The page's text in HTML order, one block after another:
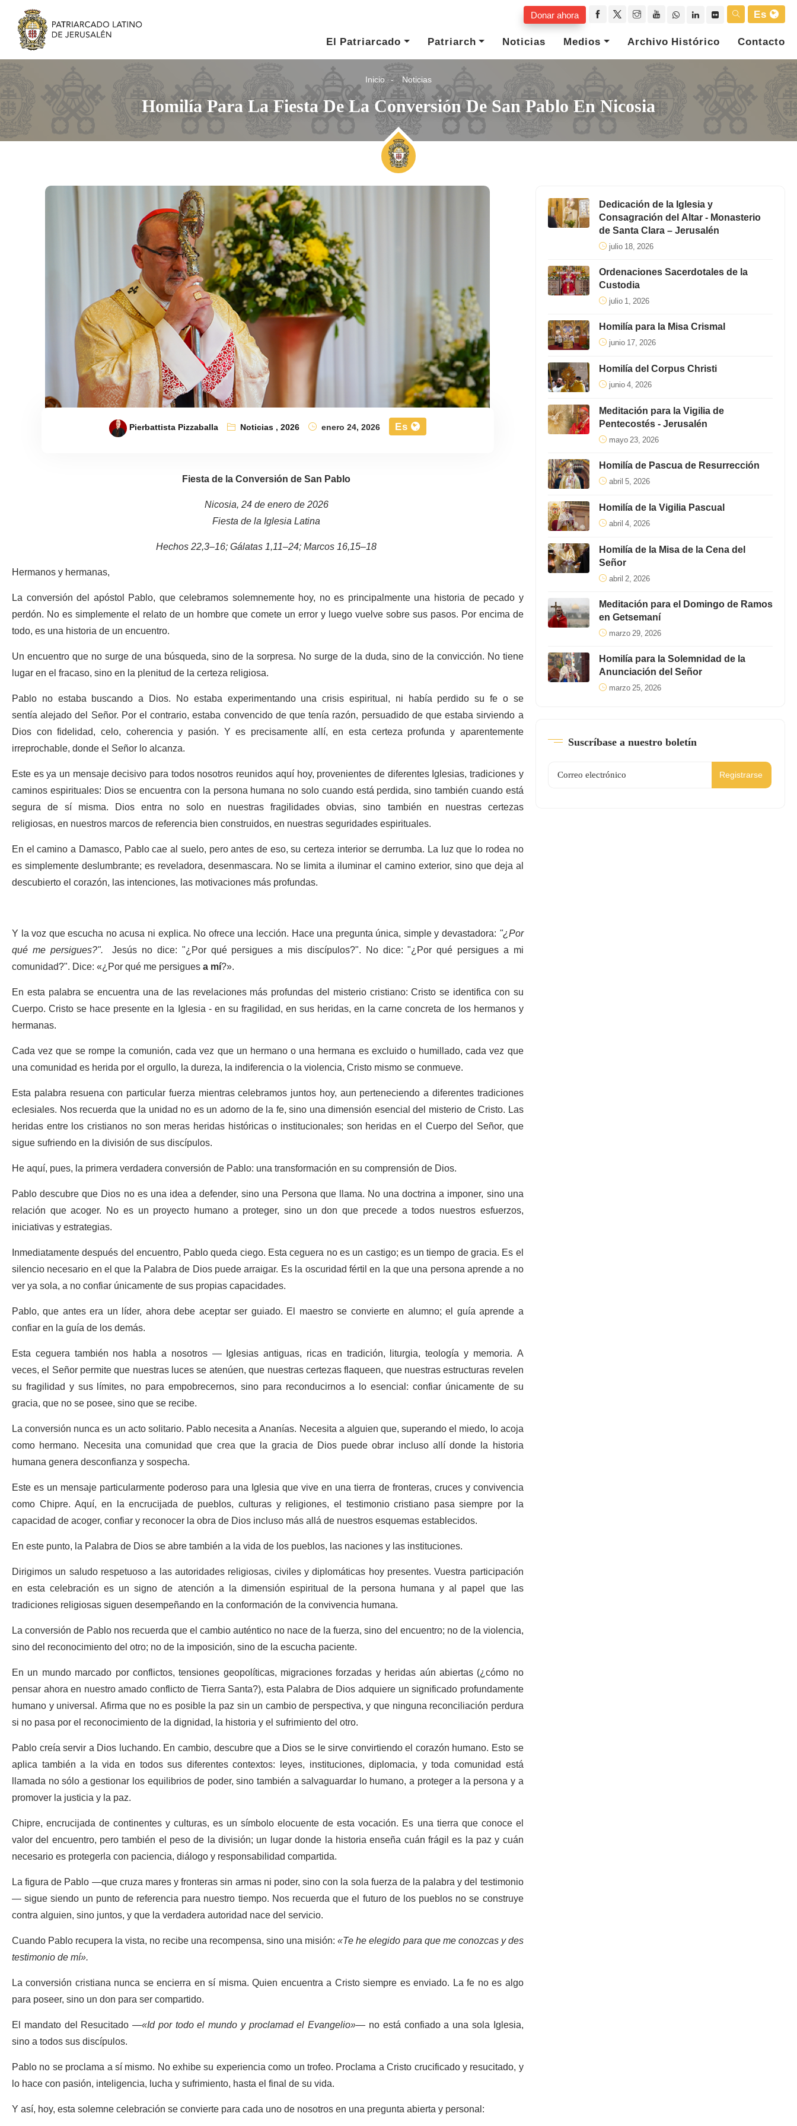
Donar ahora
Es
El Patriarcado
Patriarch Noticias Medios Archivo Histórico Contacto
Inicio Noticias
Homilía Para La Fiesta De La Conversión De San Pablo En Nicosia
Pierbattista Pizzaballa Noticias,2026 enero 24, 2026 Es
Fiesta de la Conversión de San Pablo
Nicosia, 24 de enero de 2026
Fiesta de la Iglesia Latina
Hechos 22,3–16; Gálatas 1,11–24; Marcos 16,15–18
Hermanos y hermanas,
La conversión del apóstol Pablo, que celebramos solemnemente hoy, no es principalmente una historia de pecado y
perdón. No es simplemente el relato de un hombre que comete un error y luego vuelve sobre sus pasos. Por encima de
todo, es una historia de un encuentro.
Un encuentro que no surge de una búsqueda, sino de la sorpresa. No surge de la duda, sino de la convicción. No tiene
lugar en el fracaso, sino en la plenitud de la certeza religiosa.
Pablo no estaba buscando a Dios. No estaba experimentando una crisis espiritual, ni había perdido su fe o se
sentía alejado del Señor. Por el contrario, estaba convencido de que tenía razón, persuadido de que estaba sirviendo a
Dios con fidelidad, celo, coherencia y pasión. Y es precisamente allí, en esta certeza profunda y aparentemente
irreprochable, donde el Señor lo alcanza.
Este es ya un mensaje decisivo para todos nosotros reunidos aquí hoy, provenientes de diferentes Iglesias, tradiciones y
caminos espirituales: Dios se encuentra con la persona humana no solo cuando está perdida, sino también cuando está
segura de sí misma. Dios entra no solo en nuestras fragilidades obvias, sino también en nuestras certezas
religiosas, en nuestros marcos de referencia bien construidos, en nuestras seguridades espirituales.
En el camino a Damasco, Pablo cae al suelo, pero antes de eso, su certeza interior se derrumba. La luz que lo rodea no
es simplemente deslumbrante; es reveladora, desenmascara. No se limita a iluminar el camino exterior, sino que deja al
descubierto el corazón, las intenciones, las motivaciones más profundas.
Y la voz que escucha no acusa ni explica. No ofrece una lección. Hace una pregunta única, simple y devastadora: "¿Por
qué me persigues?". Jesús no dice: "¿Por qué persigues a mis discípulos?". No dice: "¿Por qué persigues a mi
comunidad?". Dice: «¿Por qué me persiguesa mí?».
En esta palabra se encuentra una de las revelaciones más profundas del misterio cristiano: Cristo se identifica con su
Cuerpo. Cristo se hace presente en la Iglesia - en su fragilidad, en sus heridas, en la carne concreta de los hermanos y
hermanas.
Cada vez que se rompe la comunión, cada vez que un hermano o una hermana es excluido o humillado, cada vez que
una comunidad es herida por el orgullo, la dureza, la indiferencia o la violencia, Cristo mismo se conmueve.
Esta palabra resuena con particular fuerza mientras celebramos juntos hoy, aun perteneciendo a diferentes tradiciones
eclesiales. Nos recuerda que la unidad no es un adorno de la fe, sino una dimensión esencial del misterio de Cristo. Las
heridas entre los cristianos no son meras heridas históricas o institucionales; son heridas en el Cuerpo del Señor, que
sigue sufriendo en la división de sus discípulos.
He aquí, pues, la primera verdadera conversión de Pablo: una transformación en su comprensión de Dios.
Pablo descubre que Dios no es una idea a defender, sino una Persona que llama. No una doctrina a imponer, sino una
relación que acoger. No es un proyecto humano a proteger, sino un don que precede a todos nuestros esfuerzos,
iniciativas y estrategias.
Inmediatamente después del encuentro, Pablo queda ciego. Esta ceguera no es un castigo; es un tiempo de gracia. Es el
silencio necesario en el que la Palabra de Dios puede arraigar. Es la oscuridad fértil en la que una persona aprende a no
ver ya sola, a no confiar únicamente de sus propias capacidades.
Pablo, que antes era un líder, ahora debe aceptar ser guiado. El maestro se convierte en alumno; el guía aprende a
confiar en la guía de los demás.
Esta ceguera también nos habla a nosotros — Iglesias antiguas, ricas en tradición, liturgia, teología y memoria. A
veces, el Señor permite que nuestras luces se atenúen, que nuestras certezas flaqueen, que nuestras estructuras revelen
su fragilidad y sus límites, no para empobrecernos, sino para reconducirnos a lo esencial: confiar únicamente de su
gracia, que no se posee, sino que se recibe.
La conversión nunca es un acto solitario. Pablo necesita a Ananías. Necesita a alguien que, superando el miedo, lo acoja
como hermano. Necesita una comunidad que crea que la gracia de Dios puede obrar incluso allí donde la historia
humana genera desconfianza y sospecha.
Este es un mensaje particularmente poderoso para una Iglesia que vive en una tierra de fronteras, cruces y convivencia
como Chipre. Aquí, en la encrucijada de pueblos, culturas y religiones, el testimonio cristiano pasa siempre por la
capacidad de acoger, confiar y reconocer la obra de Dios incluso más allá de nuestros esquemas establecidos.
En este punto, la Palabra de Dios se abre también a la vida de los pueblos, las naciones y las instituciones.
Dirigimos un saludo respetuoso a las autoridades religiosas, civiles y diplomáticas hoy presentes. Vuestra participación
en esta celebración es un signo de atención a la dimensión espiritual de la persona humana y al papel que las
tradiciones religiosas siguen desempeñando en la conformación de la convivencia humana.
La conversión de Pablo nos recuerda que el cambio auténtico no nace de la fuerza, sino del encuentro; no de la violencia,
sino del reconocimiento del otro; no de la imposición, sino de la escucha paciente.
En un mundo marcado por conflictos, tensiones geopolíticas, migraciones forzadas y heridas aún abiertas (¿cómo no
pensar ahora en nuestro amado conflicto de Tierra Santa?), esta Palabra de Dios adquiere un significado profundamente
humano y universal. Afirma que no es posible la paz sin un cambio de perspectiva, y que ninguna reconciliación perdura
si no pasa por el reconocimiento de la dignidad, la historia y el sufrimiento del otro.
Pablo creía servir a Dios luchando. En cambio, descubre que a Dios se le sirve convirtiendo el corazón humano. Esto se
aplica también a la vida en todos sus diferentes contextos: leyes, instituciones, diplomacia, y toda comunidad está
llamada no sólo a gestionar los equilibrios de poder, sino también a salvaguardar lo humano, a proteger a la persona y a
promover la justicia y la paz.
Chipre, encrucijada de continentes y culturas, es un símbolo elocuente de esta vocación. Es una tierra que conoce el
valor del encuentro, pero también el peso de la división; un lugar donde la historia enseña cuán frágil es la paz y cuán
necesario es protegerla con paciencia, diálogo y responsabilidad compartida.
La figura de Pablo —que cruza mares y fronteras sin armas ni poder, sino con la sola fuerza de la palabra y del testimonio
— sigue siendo un punto de referencia para nuestro tiempo. Nos recuerda que el futuro de los pueblos no se construye
contra alguien, sino juntos, y que la verdadera autoridad nace del servicio.
Cuando Pablo recupera la vista, no recibe una recompensa, sino una misión:«Te he elegido para que me conozcas y des
testimonio de mí».
La conversión cristiana nunca se encierra en sí misma. Quien encuentra a Cristo siempre es enviado. La fe no es algo
para poseer, sino un don para ser compartido.
El mandato del Resucitado —«Id por todo el mundo y proclamad el Evangelio»— no está confiado a una sola Iglesia,
sino a todos sus discípulos.
Pablo no se proclama a sí mismo. No exhibe su experiencia como un trofeo. Proclama a Cristo crucificado y resucitado, y
lo hace con pasión, inteligencia, lucha y sufrimiento, hasta el final de su vida.
Y así, hoy, esta solemne celebración se convierte para cada uno de nosotros en una pregunta abierta y personal:
Dedicación de la Iglesia y
Consagración del Altar - Monasterio
de Santa Clara – Jerusalén
julio 18, 2026
Ordenaciones Sacerdotales de la
Custodia
julio 1, 2026
Homilía para la Misa Crismal
junio 17, 2026
Homilía del Corpus Christi
junio 4, 2026
Meditación para la Vigilia de
Pentecostés - Jerusalén
mayo 23, 2026
Homilía de Pascua de Resurrección
abril 5, 2026
Homilía de la Vigilia Pascual
abril 4, 2026
Homilía de la Misa de la Cena del
Señor
abril 2, 2026
Meditación para el Domingo de Ramos
en Getsemaní
marzo 29, 2026
Homilía para la Solemnidad de la
Anunciación del Señor
marzo 25, 2026
Suscríbase a nuestro boletín
Registrarse